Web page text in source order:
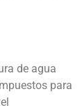
de agua
para